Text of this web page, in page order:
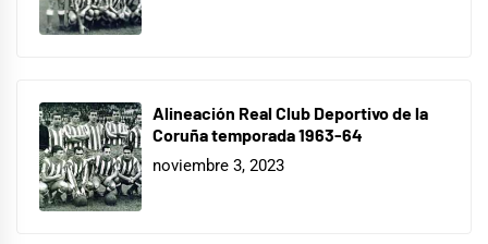
Alineación Real Club Deportivo de la
Coruña temporada 1963-64
noviembre 3, 2023